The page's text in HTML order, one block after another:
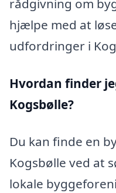
rådgivning om
hjælpe med at
udfordringer i
Hvordan finder
Kogsbølle?
Du kan finde en
Kogsbølle ved at
lokale